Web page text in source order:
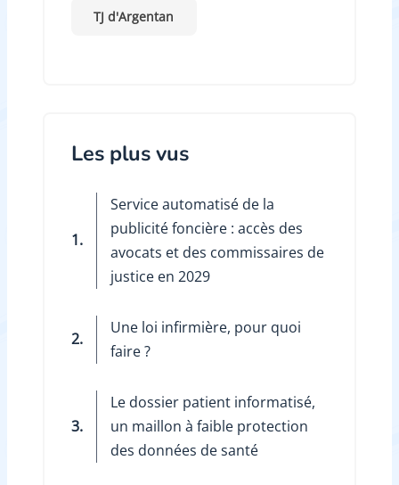
TJ d'Argentan
Les plus vus
1.
Service automatisé de la
publicité foncière : accès des
avocats et des commissaires de
justice en 2029
2.
Une loi infirmière, pour quoi
faire ?
3.
Le dossier patient informatisé,
un maillon à faible protection
des données de santé